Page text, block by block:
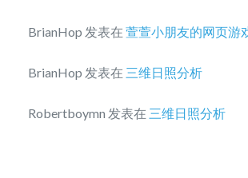
BrianHop 发表在 萱萱小朋友的网页游
BrianHop 发表在 三维日照分析
Robertboymn 发表在 三维日照分析